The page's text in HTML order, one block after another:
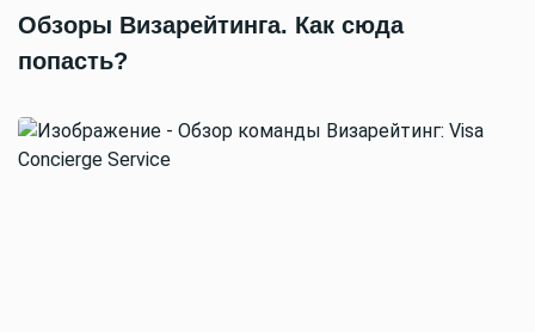
Обзоры Визарейтинга. Как сюда
попасть?